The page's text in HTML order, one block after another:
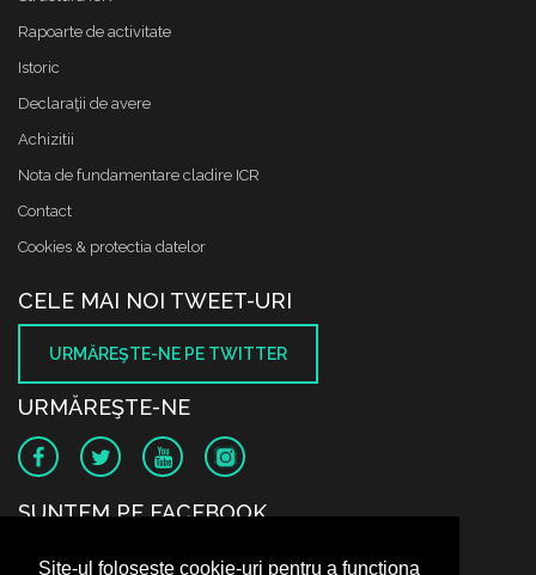
Site-ul folosește cookie-uri pentru a funcționa
Rapoarte de activitate
Istoric
Declaraţii de avere
Achizitii
Nota de fundamentare cladire ICR
Contact
Cookies & protectia datelor
CELE MAI NOI TWEET-URI
URMĂREŞTE-NE PE TWITTER
URMĂREŞTE-NE
SUNTEM PE FACEBOOK